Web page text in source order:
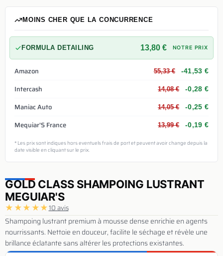
MOINS CHER QUE LA CONCURRENCE
FORMULA DETAILING 13,80 € NOTRE PRIX
Amazon 55,33 € -41,53 €
Intercash 14,08 € -0,28 €
Maniac Auto 14,05 € -0,25 €
Mequiar'S France 13,99 € -0,19 €
* Les prix sont indiques hors eventuels frais de port et peuvent avoir change depuis la
date visible en cliquant sur le prix.
GOLD CLASS SHAMPOING LUSTRANT
MEGUIAR'S
★ ★★ ★★10 avis
Shampoing lustrant premium à mousse dense enrichie en agents
nourrissants. Nettoie en douceur, facilite le séchage et révèle une
brillance éclatante sans altérer les protections existantes.